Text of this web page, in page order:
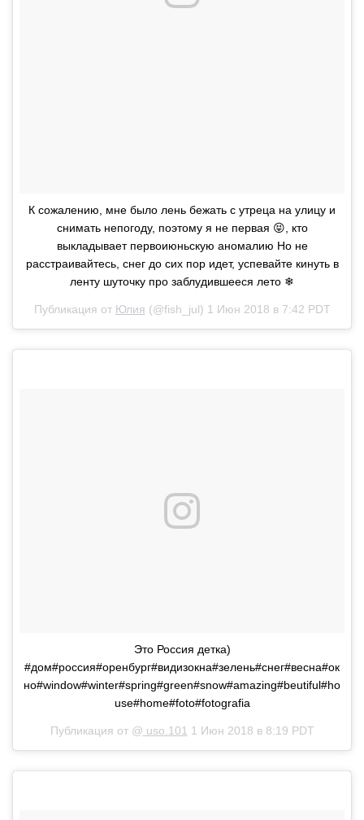
К сожалению, мне было лень бежать с утреца на улицу и
снимать непогоду, поэтому я не первая 😝, кто
выкладывает первоиюньскую аномалию Но не
расстраивайтесь, снег до сих пор идет, успевайте кинуть в
ленту шуточку про заблудившееся лето ❄
Публикация от Юлия (@fish_jul) 1 Июн 2018 в 7:42 PDT
Это Россия детка)
#дом#россия#оренбург#видизокна#зелень#снег#весна#ок
но#window#winter#spring#green#snow#amazing#beutiful#ho
use#home#foto#fotografia
Публикация от @ uso.101 1 Июн 2018 в 8:19 PDT